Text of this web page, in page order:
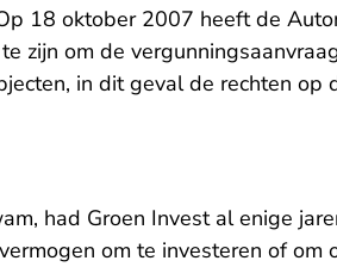
18 oktober 2007 heeft de
zijn om de
in dit geval de rechten op
had Groen Invest al enige
om te investeren of om